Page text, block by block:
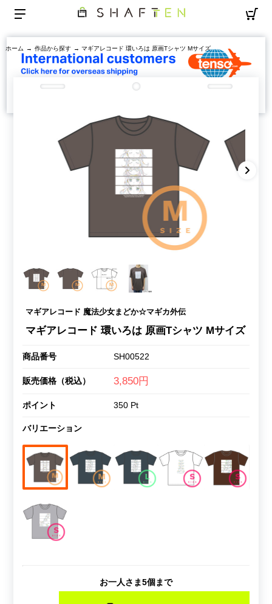
ホーム → 作品から探す → マギアレコード 環いろは 原画Tシャツ Mサイズ
マギアレコード 魔法少女まどか☆マギカ外伝
マギアレコード 環いろは 原画Tシャツ Mサイズ
商品番号 SH00522
販売価格（税込） 3,850円
ポイント 350 Pt
バリエーション
お一人さま5個まで